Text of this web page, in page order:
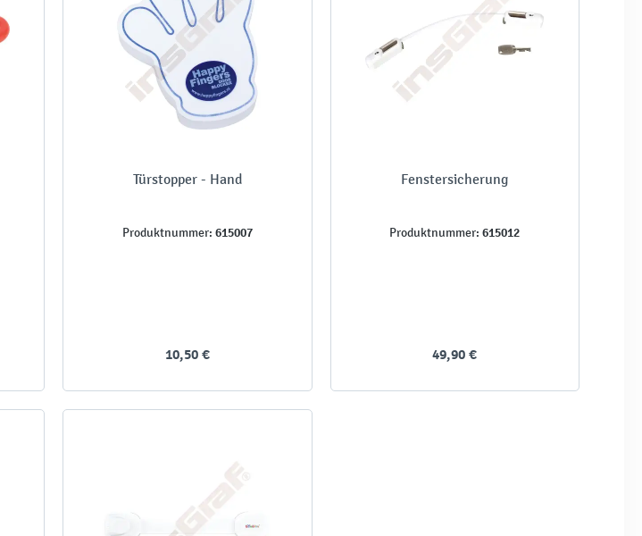
Türstopper - Hand
Produktnummer: 615007
10,50 €
Fenstersicherung
Produktnummer: 615012
49,90 €